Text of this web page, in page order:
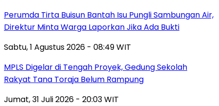
Perumda Tirta Buisun Bantah Isu Pungli Sambungan Air,
Direktur Minta Warga Laporkan Jika Ada Bukti
Sabtu, 1 Agustus 2026 - 08:49 WIT
MPLS Digelar di Tengah Proyek, Gedung Sekolah
Rakyat Tana Toraja Belum Rampung
Jumat, 31 Juli 2026 - 20:03 WIT